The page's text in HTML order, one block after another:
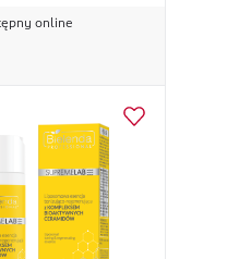
online